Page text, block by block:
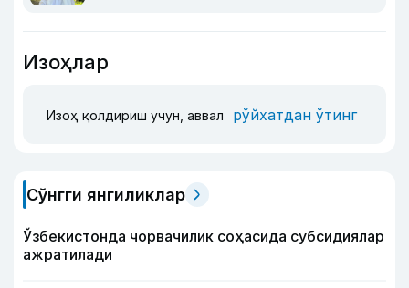
Изоҳлар
Изоҳ қолдириш учун, аввал рўйхатдан ўтинг
Сўнгги янгиликлар
Ўзбекистонда чорвачилик соҳасида субсидиялар
ажратилади